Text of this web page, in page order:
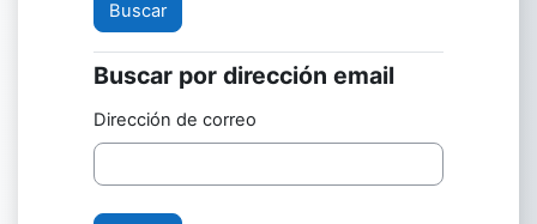
Buscar por dirección email
Buscar por dirección email
Dirección de correo